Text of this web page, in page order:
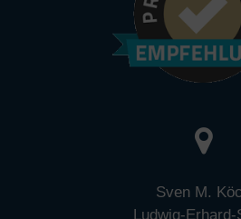
Sven M.
Ludwig-Erhard-